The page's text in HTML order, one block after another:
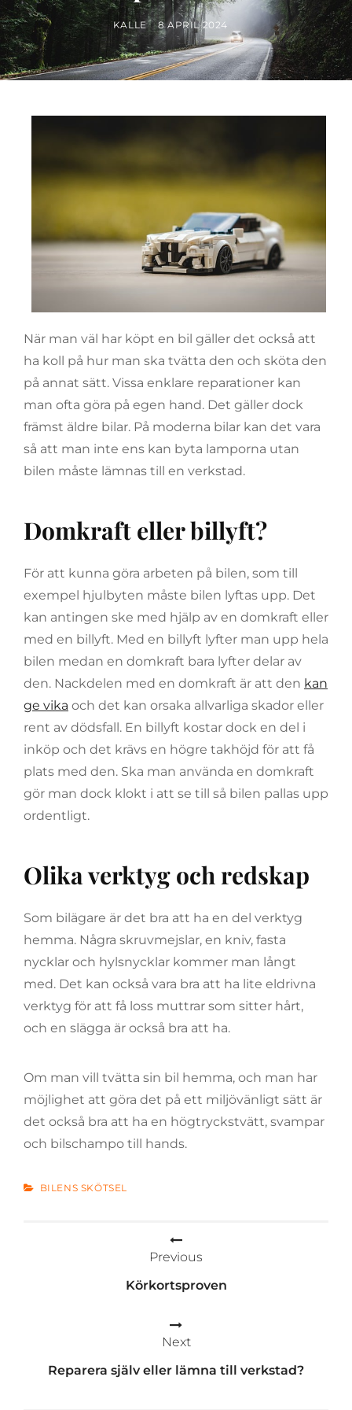
BY
KALLE
POSTED
ON
8 APRIL 2024
När man väl har köpt en bil gäller det också att
ha koll på hur man ska tvätta den och sköta den
på annat sätt. Vissa enklare reparationer kan
man ofta göra på egen hand. Det gäller dock
främst äldre bilar. På moderna bilar kan det vara
så att man inte ens kan byta lamporna utan
bilen måste lämnas till en verkstad.
Domkraft eller billyft?
För att kunna göra arbeten på bilen, som till
exempel hjulbyten måste bilen lyftas upp. Det
kan antingen ske med hjälp av en domkraft eller
med en billyft. Med en billyft lyfter man upp hela
bilen medan en domkraft bara lyfter delar av
den. Nackdelen med en domkraft är att den kan
ge vika och det kan orsaka allvarliga skador eller
rent av dödsfall. En billyft kostar dock en del i
inköp och det krävs en högre takhöjd för att få
plats med den. Ska man använda en domkraft
gör man dock klokt i att se till så bilen pallas upp
ordentligt.
Olika verktyg och redskap
Som bilägare är det bra att ha en del verktyg
hemma. Några skruvmejslar, en kniv, fasta
nycklar och hylsnycklar kommer man långt
med. Det kan också vara bra att ha lite eldrivna
verktyg för att få loss muttrar som sitter hårt,
och en slägga är också bra att ha.
Om man vill tvätta sin bil hemma, och man har
möjlighet att göra det på ett miljövänligt sätt är
det också bra att ha en högtryckstvätt, svampar
och bilschampo till hands.
CATEGORIES
BILENS SKÖTSEL
Inläggsnavigering
Previous
Körkortsproven
Next
Reparera själv eller lämna till verkstad?